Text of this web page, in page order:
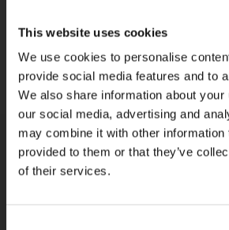
This website uses cookies
We use cookies to personalise
provide social media features and to
We also share information about
our social media, advertising and
may combine it with other information
provided to them or that they’ve
of their services.
ELSŐ
ELÉRHETŐ
ISMERT